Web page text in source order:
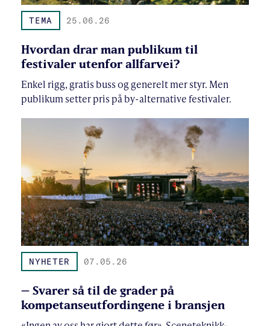
TEMA 25.06.26
Hvordan drar man publikum til
festivaler utenfor allfarvei?
Enkel rigg, gratis buss og generelt mer styr. Men
publikum setter pris på by-alternative festivaler.
NYHETER 07.05.26
– Svarer så til de grader på
kompetanseutfordingene i bransjen